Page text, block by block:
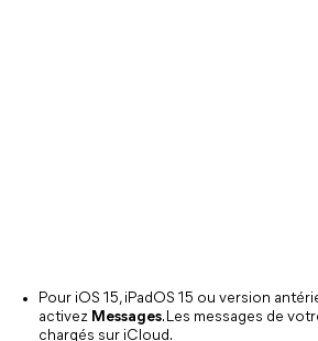
Pour iOS 15, iPadOS 15 ou version
activez Messages. Les messages de
chargés sur iCloud.